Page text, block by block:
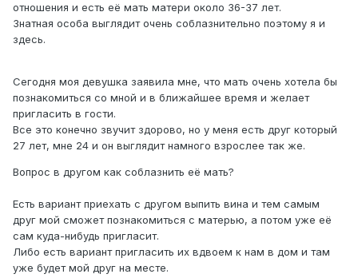
отношения и есть её мать матери около 36-37 лет.
Знатная особа выглядит очень соблазнительно поэтому я и
здесь.
Сегодня моя девушка заявила мне, что мать очень хотела бы
познакомиться со мной и в ближайшее время и желает
пригласить в гости.
Все это конечно звучит здорово, но у меня есть друг который
27 лет, мне 24 и он выглядит намного взрослее так же.
Вопрос в другом как соблазнить её мать?
Есть вариант приехать с другом выпить вина и тем самым
друг мой сможет познакомиться с матерью, а потом уже её
сам куда-нибудь пригласит.
Либо есть вариант пригласить их вдвоем к нам в дом и там
уже будет мой друг на месте.